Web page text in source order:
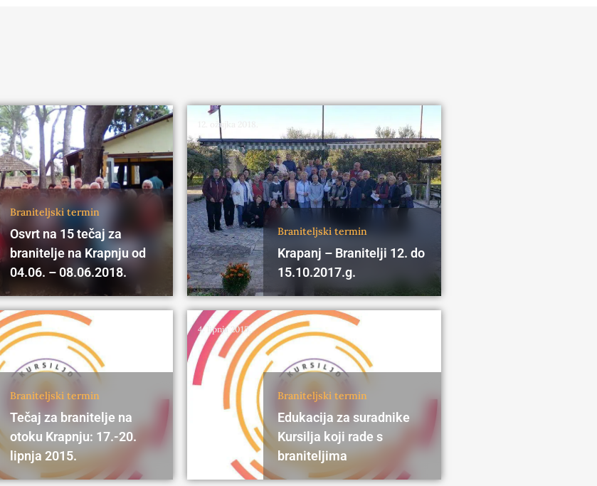
Braniteljski termin
Osvrt na 15 tečaj za
branitelje na Krapnju od
04.06. – 08.06.2018.
12. ožujka 2018.
Braniteljski termin
Krapanj – Branitelji 12. do
15.10.2017.g.
Braniteljski termin
Tečaj za branitelje na
otoku Krapnju: 17.-20.
lipnja 2015.
4. lipnja 2015.
Braniteljski termin
Edukacija za suradnike
Kursilja koji rade s
braniteljima